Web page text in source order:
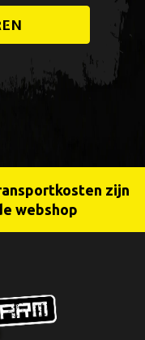
zijn
webshop